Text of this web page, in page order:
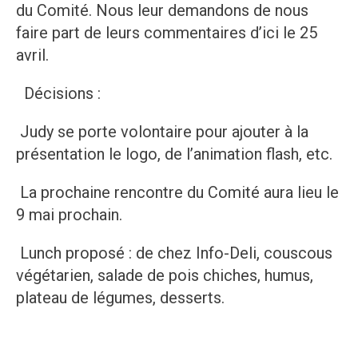
du Comité. Nous leur demandons de nous
faire part de leurs commentaires d’ici le 25
avril.
Décisions :
Judy se porte volontaire pour ajouter à la
présentation le logo, de l’animation flash, etc.
La prochaine rencontre du Comité aura lieu le
9 mai prochain.
Lunch proposé : de chez Info-Deli, couscous
végétarien, salade de pois chiches, humus,
plateau de légumes, desserts.